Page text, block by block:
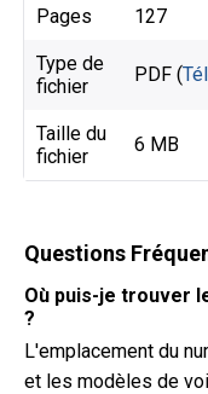
Pages 127
Type de
fichier
PDF (
Taille du
fichier
6 MB
Questions
Où puis-je trouver
?
L'emplacement du
et les modèles de